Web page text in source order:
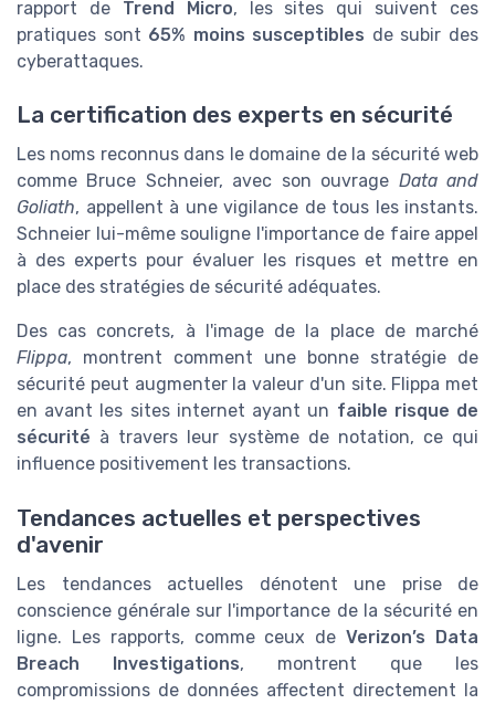
rapport de Trend Micro, les sites qui suivent ces
pratiques sont 65% moins susceptibles de subir des
cyberattaques.
La certification des experts en sécurité
Les noms reconnus dans le domaine de la sécurité web
comme Bruce Schneier, avec son ouvrage Data and
Goliath, appellent à une vigilance de tous les instants.
Schneier lui-même souligne l'importance de faire appel
à des experts pour évaluer les risques et mettre en
place des stratégies de sécurité adéquates.
Des cas concrets, à l'image de la place de marché
Flippa, montrent comment une bonne stratégie de
sécurité peut augmenter la valeur d'un site. Flippa met
en avant les sites internet ayant un faible risque de
sécurité à travers leur système de notation, ce qui
influence positivement les transactions.
Tendances actuelles et perspectives
d'avenir
Les tendances actuelles dénotent une prise de
conscience générale sur l'importance de la sécurité en
ligne. Les rapports, comme ceux deVerizon’s Data
Breach Investigations, montrent que les
compromissions de données affectent directement la